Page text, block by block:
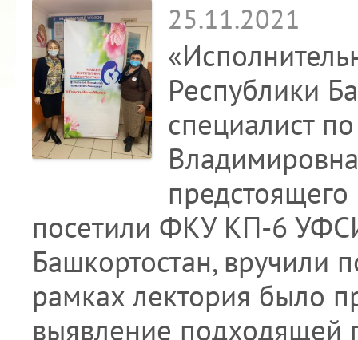
25.11.2021
Республики
специалист
посетили ФКУ КП-6
Башкортостан, вручили
рамках лектория было
выявление подходящей